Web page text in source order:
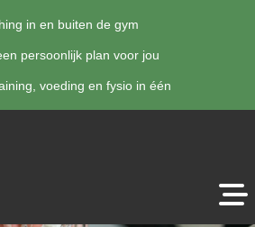
in en buiten de gym
persoonlijk plan voor jou
voeding en fysio in één